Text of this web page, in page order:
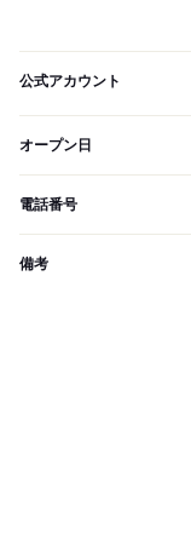
公式アカウント
オープン日
電話番号
備考